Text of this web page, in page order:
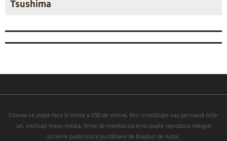
Tsushima
Citarea se poate face în limita a 250 de semne. Nici o instituţie sau persoană (site-
uri, instituţii mass-media, firme de monitorizare) nu poate reproduce integral
scrierile publicistice purtătoare de Drepturi de Autor.